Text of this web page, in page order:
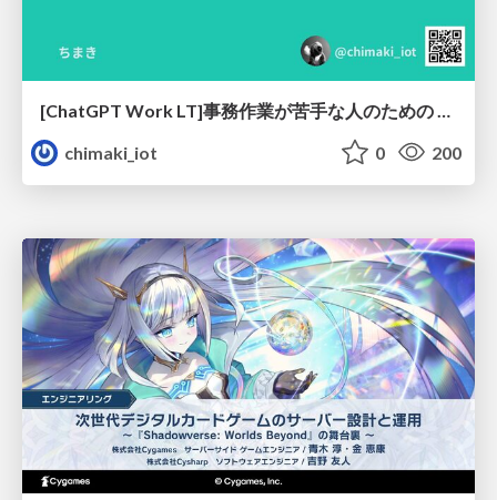
chimaki_iot
0 200